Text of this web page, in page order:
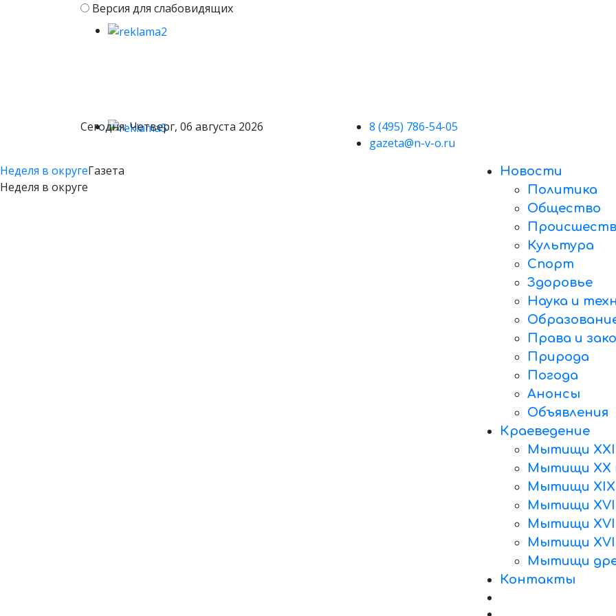
Версия для слабовидящих
Сегодня: Четверг, 06 августа 2026
8 (495) 786-54-05
gazeta@n-v-o.ru
Неделя в округеГазета
Неделя в округе
Новости
Политика
Общество
Культура
Спорт
Здоровье
Наука и
Права и
Природа
Погода
Анонсы
Объявления
Краеведение
Мытищи XXI
Мытищи XX
Мытищи XIX
Мытищи
Мытищи
Мытищи XVI
Мытищи
Контакты